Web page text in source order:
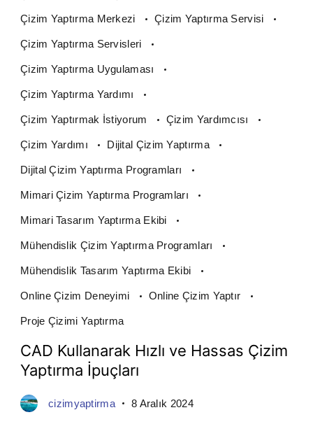
Çizim Yaptırma Merkezi Çizim Yaptırma Servisi
Çizim Yaptırma Servisleri
Çizim Yaptırma Uygulaması
Çizim Yaptırma Yardımı
Çizim Yaptırmak İstiyorum Çizim Yardımcısı
Çizim Yardımı Dijital Çizim Yaptırma
Dijital Çizim Yaptırma Programları
Mimari Çizim Yaptırma Programları
Mimari Tasarım Yaptırma Ekibi
Mühendislik Çizim Yaptırma Programları
Mühendislik Tasarım Yaptırma Ekibi
Online Çizim Deneyimi Online Çizim Yaptır
Proje Çizimi Yaptırma
CAD Kullanarak Hızlı ve Hassas Çizim
Yaptırma İpuçları
cizimyaptirma 8 Aralık 2024